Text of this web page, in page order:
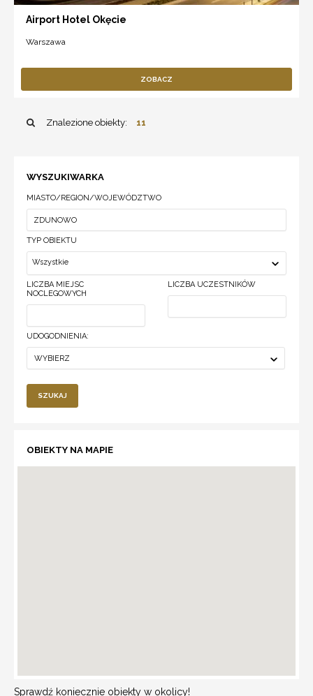
Airport Hotel Okęcie
Warszawa
ZOBACZ
Znalezione obiekty: 11
WYSZUKIWARKA
MIASTO/REGION/WOJEWÓDZTWO
TYP OBIEKTU
Wszystkie
LICZBA MIEJSC
NOCLEGOWYCH
LICZBA UCZESTNIKÓW
UDOGODNIENIA:
WYBIERZ
SZUKAJ
OBIEKTY NA MAPIE
Sprawdź koniecznie obiekty w okolicy!